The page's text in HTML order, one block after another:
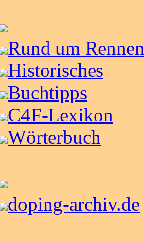
Rund um Rennen
Historisches
Buchtipps
C4F-Lexikon
Wörterbuch
doping-archiv.de